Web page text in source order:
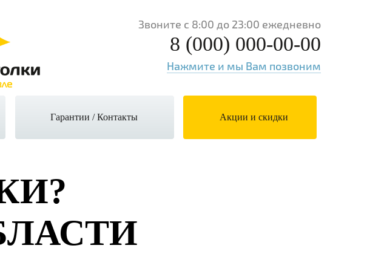
Звоните с 8:00 до 23:00 ежедневно
8 (000) 000-00-00
Нажмите и мы Вам позвоним
Гарантии / Контакты Акции и скидки